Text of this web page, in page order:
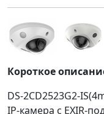
Короткое
DS-2CD2523G2-
IP-камера с EXIR-